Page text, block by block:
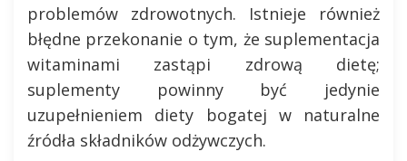
problemów zdrowotnych. Istnieje również
błędne przekonanie o tym, że suplementacja
witaminami zastąpi zdrową dietę;
suplementy powinny być jedynie
uzupełnieniem diety bogatej w naturalne
źródła składników odżywczych.